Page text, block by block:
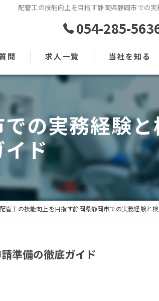
配管工の技能向上を目指す静岡県静岡市での
054-285-
問 求人一覧 当社を知る
土木作業員
現場監督
直行直帰
の実務経験
ド
配管工の技能向上を目指す静岡県静岡市での実務経験と
準備の徹底ガイド